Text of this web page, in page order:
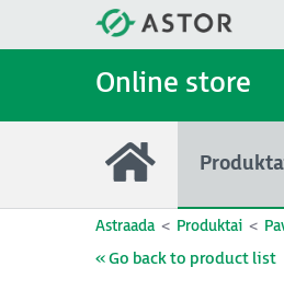
Online store
Astraada Produktai
« Go back to product list